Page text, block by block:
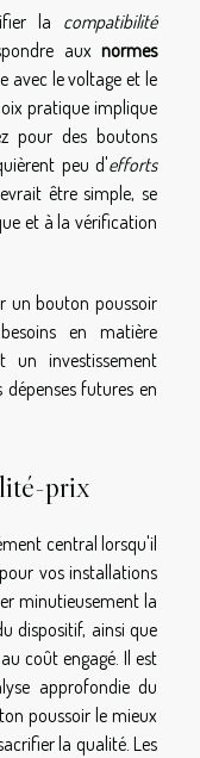
la compatibilité
aux normes
avec le voltage et le
pratique implique
pour des boutons
peu d'efforts
être simple, se
et à la vérification
un bouton poussoir
en matière
un investissement
futures en
prix
central lorsqu'il
vos installations
minutieusement la
dispositif, ainsi que
coût engagé. Il est
approfondie du
poussoir le mieux
la qualité. Les